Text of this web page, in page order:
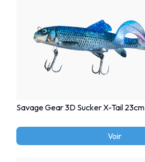
Savage Gear 3D Sucker X-Tail 23cm
Voir